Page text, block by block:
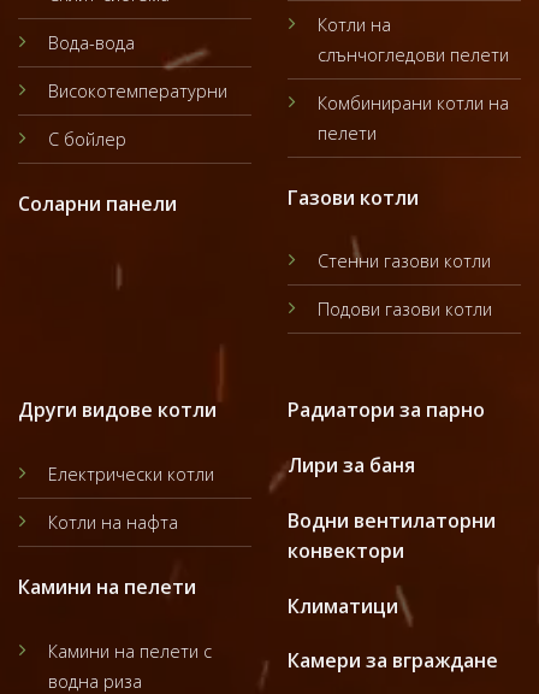
Вода-вода
Високотемпературни
С бойлер
Соларни панели
Котли на
слънчогледови пелети
Комбинирани котли на
пелети
Газови котли
Стенни газови котли
Подови газови котли
Други видове котли
Електрически котли
Котли на нафта
Камини на пелети
Камини на пелети с
водна риза
Радиатори за парно
Лири за баня
Водни вентилаторни
конвектори
Климатици
Камери за вграждане